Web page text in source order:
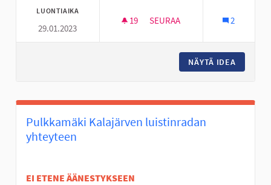
LUONTIAIKA
29.01.2023
19 19 SEURAAJAA
SEURAA 2
NÄYTÄ IDEA
Pulkkamäki Kalajärven luistinradan
yhteyteen
EI ETENE ÄÄNESTYKSEEN